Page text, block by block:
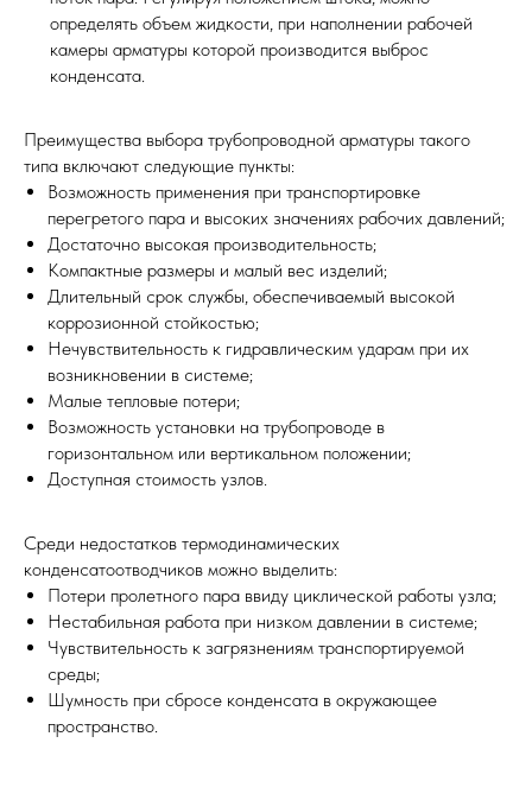
определять объем жидкости, при наполнении рабочей
камеры арматуры которой производится выброс
конденсата.
Преимущества выбора трубопроводной арматуры такого
типа включают следующие пункты:
Возможность применения при транспортировке
перегретого пара и высоких значениях рабочих давлений;
Достаточно высокая производительность;
Компактные размеры и малый вес изделий;
Длительный срок службы, обеспечиваемый высокой
коррозионной стойкостью;
Нечувствительность к гидравлическим ударам при их
возникновении в системе;
Малые тепловые потери;
Возможность установки на трубопроводе в
горизонтальном или вертикальном положении;
Доступная стоимость узлов.
Среди недостатков термодинамических
конденсатоотводчиков можно выделить:
Потери пролетного пара ввиду циклической работы узла;
Нестабильная работа при низком давлении в системе;
Чувствительность к загрязнениям транспортируемой
среды;
Шумность при сбросе конденсата в окружающее
пространство.